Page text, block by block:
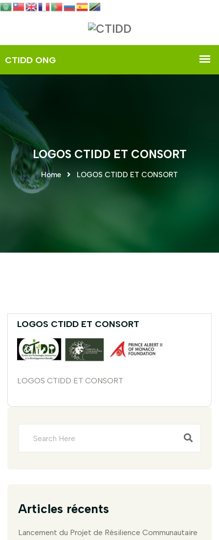
LOGOS CTIDD ET CONSORT
Home LOGOS CTIDD ET CONSORT
LOGOS CTIDD ET CONSORT
LOGOS CTIDD ET CONSORT
Articles récents
Lancement du Projet de Résilience Communautaire